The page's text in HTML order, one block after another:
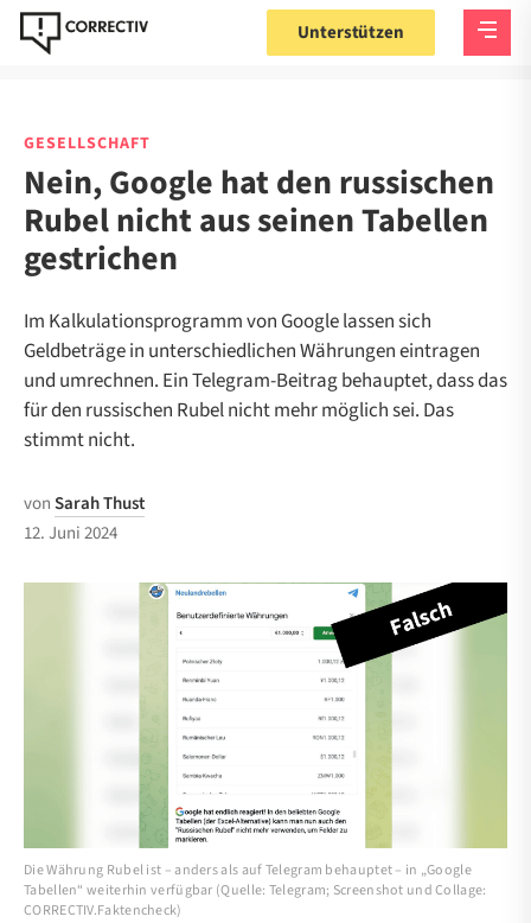
Unterstützen
GESELLSCHAFT
Nein, Google hat den russischen
Rubel nicht aus seinen Tabellen
gestrichen
Im Kalkulationsprogramm von Google lassen sich
Geldbeträge in unterschiedlichen Währungen eintragen
und umrechnen. Ein Telegram-Beitrag behauptet, dass das
für den russischen Rubel nicht mehr möglich sei. Das
stimmt nicht.
vonSarah Thust
12. Juni 2024
Die Währung Rubel ist – anders als auf Telegram behauptet – in „Google
Tabellen“ weiterhin verfügbar (Quelle: Telegram; Screenshot und Collage:
CORRECTIV.Faktencheck)